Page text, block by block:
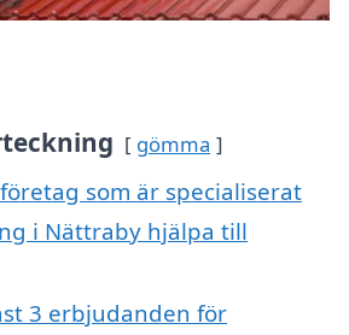
gömma
som är specialiserat
i Nättraby hjälpa till
3 erbjudanden för